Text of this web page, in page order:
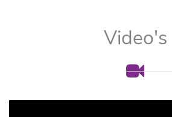
Video's